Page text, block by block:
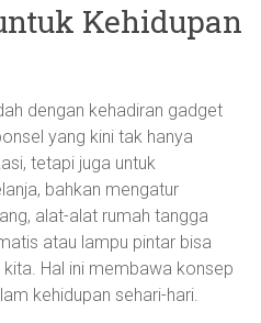
Kehidupan
dengan kehadiran gadget
yang kini tak hanya
tetapi juga untuk
bahkan mengatur
alat-alat rumah tangga
atau lampu pintar bisa
Hal ini membawa konsep
kehidupan sehari-hari.